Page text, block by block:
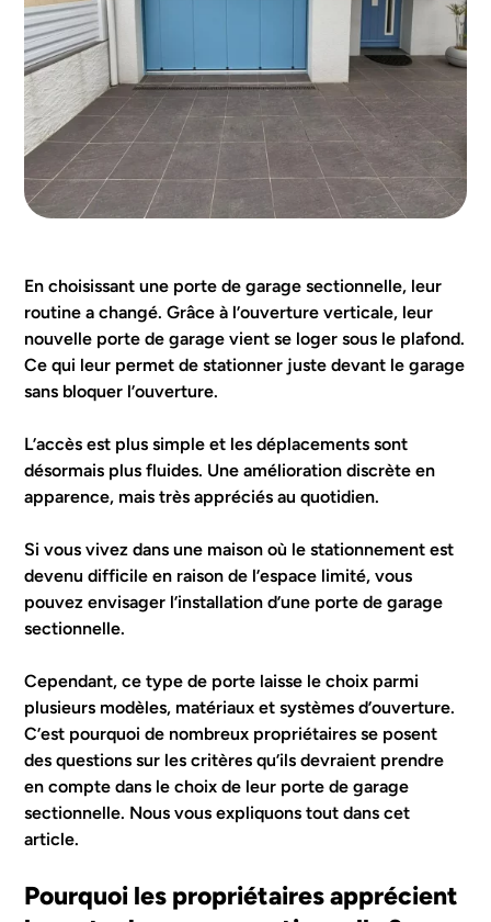
En choisissant une porte de garage sectionnelle, leur
routine a changé. Grâce à l’ouverture verticale, leur
nouvelle porte de garage vient se loger sous le plafond.
Ce qui leur permet de stationner juste devant le garage
sans bloquer l’ouverture.
L’accès est plus simple et les déplacements sont
désormais plus fluides. Une amélioration discrète en
apparence, mais très appréciés au quotidien.
Si vous vivez dans une maison où le stationnement est
devenu difficile en raison de l’espace limité, vous
pouvez envisager l’installation d’une porte de garage
sectionnelle.
Cependant, ce type de porte laisse le choix parmi
plusieurs modèles, matériaux et systèmes d’ouverture.
C’est pourquoi de nombreux propriétaires se posent
des questions sur les critères qu’ils devraient prendre
en compte dans le choix de leur porte de garage
sectionnelle. Nous vous expliquons tout dans cet
article.
Pourquoi les propriétaires apprécient